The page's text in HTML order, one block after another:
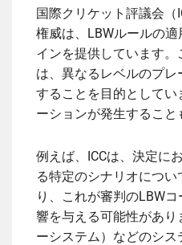
国際クリケット評議会（
権威は、LBWルールの
インを提供しています
は、異なるレベルのプ
することを目的として
ーションが発生すること
例えば、ICCは、決定に
る特定のシナリオにつ
り、これが審判のLBW
響を与える可能性があり
ーシステム）などのシ